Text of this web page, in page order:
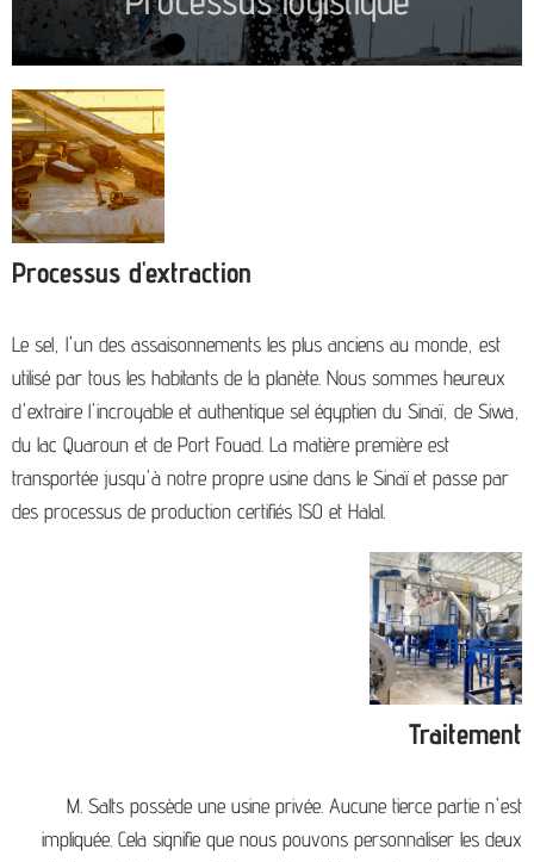
Processus d'extraction
Le sel, l'un des assaisonnements les plus anciens au monde, est
utilisé par tous les habitants de la planète. Nous sommes heureux
d'extraire l'incroyable et authentique sel égyptien du Sinaï, de Siwa,
du lac Quaroun et de Port Fouad. La matière première est
transportée jusqu'à notre propre usine dans le Sinaï et passe par
des processus de production certifiés ISO et Halal.
Traitement
M. Salts possède une usine privée. Aucune tierce partie n'est
impliquée. Cela signifie que nous pouvons personnaliser les deux